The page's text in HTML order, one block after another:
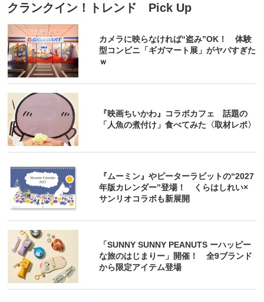
クランクイン！トレンド Pick Up
カメラに映らなければ“盗み”OK！ 体験
型コンビニ「ギガマート展」がヤバすぎた
ｗ
『映画ちいかわ』コラボカフェ 話題の
「人魚の煮付け」食べてみた〈取材レポ〉
『ムーミン』やピーターラビットの“2027
年版カレンダー”登場！ くらはしれい×
サンリオコラボも新展開
「SUNNY SUNNY PEANUTS ーハッピー
な旅のはじまりー」開催！ 全9ブランド
から限定アイテム登場